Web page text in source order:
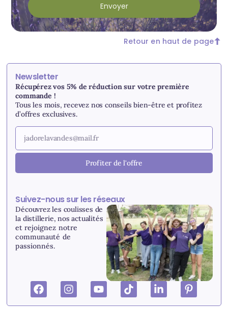
Envoyer
Retour en haut de page
Newsletter
Récupérez vos 5% de réduction sur votre première
commande !
Tous les mois, recevez nos conseils bien-être et profitez
d’offres exclusives.
Profiter de l'offre
Suivez-nous sur les réseaux
Découvrez les coulisses de
la distillerie, nos actualités
et rejoignez notre
communauté de
passionnés.